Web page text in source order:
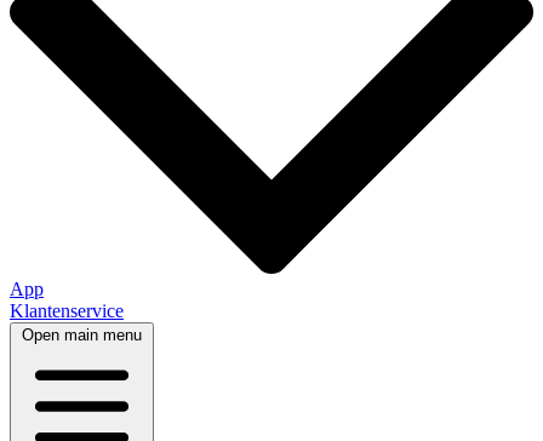
App
Klantenservice
Open main menu